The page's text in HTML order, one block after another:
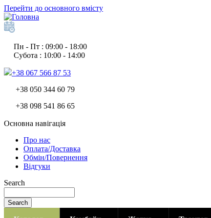
Перейти до основного вмісту
Пн - Пт : 09:00 - 18:00
Субота : 10:00 - 14:00
+38 067 566 87 53
+38 050 344 60 79
+38 098 541 86 65
Основна навігація
Про нас
Оплата/Доставка
Обмін/Повернення
Відгуки
Search
Search